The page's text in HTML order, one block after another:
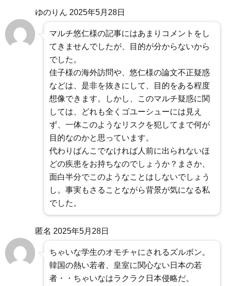
ゆのりん 2025年5月28日
マルチ悠仁様の記事にはあまりコメントをし
てきませんでしたが、目的が分からないから
でした。
佳子様の海外訪問や、悠仁様の論文不正疑惑
などは、是非を抜きにして、目的をある程度
想像できます。しかし、このマルチ疑惑に関
しては、どれも全くゴユーシューには見え
ず、一体このようなリスクを犯してまで何が
目的なのかと思っています。
代わりばんこでなければ人前に出られないほ
どの疾患をお持ちなのでしょうか？まさか、
面白半分でこのようなことはしないでしょう
し。事実もさることながら背景が気になる私
でした。
匿名 2025年5月28日
ちゃいな学生のオモチャにされるズルボン。
韓国の熱い若者、皇室に関心ない日本の若
者・・ちゃいなはラクラク日本侵略だ。